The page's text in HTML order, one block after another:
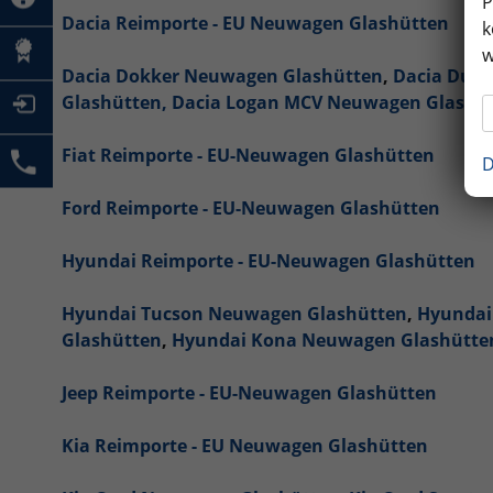
Dacia Reimporte - EU Neuwagen Glashütten
Dacia Dokker Neuwagen Glashütten, Dacia
Glashütten, Dacia Logan MCV Neuwagen
Fiat Reimporte - EU-Neuwagen Glashütten
Ford Reimporte - EU-Neuwagen Glashütten
Hyundai Reimporte - EU-Neuwagen Glashütten
Hyundai Tucson Neuwagen Glashütten,
Glashütten, Hyundai Kona Neuwagen
Jeep Reimporte - EU-Neuwagen Glashütten
Kia Reimporte - EU Neuwagen Glashütten